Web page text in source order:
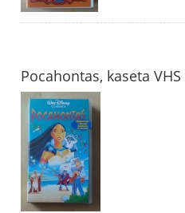
Pocahontas, kaseta VHS